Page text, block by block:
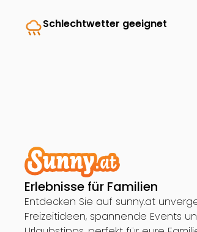
rainySchlechtwetter geeignet
Erlebnisse für Familien
Entdecken Sie auf sunny.at
Freizeitideen, spannende Events